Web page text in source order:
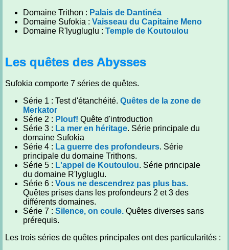
Domaine Trithon : Palais de Dantinéa
Domaine Sufokia : Vaisseau du Capitaine Meno
Domaine R'lyugluglu : Temple de Koutoulou
Les quêtes des Abysses
Sufokia comporte 7 séries de quêtes.
Série 1 : Test d'étanchéité. Quêtes de la zone de
Merkator
Série 2 : Plouf! Quête d'introduction
Série 3 : La mer en héritage. Série principale du
domaine Sufokia
Série 4 : La guerre des profondeurs. Série
principale du domaine Trithons.
Série 5 : L'appel de Koutoulou. Série principale
du domaine R'lygluglu.
Série 6 : Vous ne descendrez pas plus bas.
Quêtes prises dans les profondeurs 2 et 3 des
différents domaines.
Série 7 : Silence, on coule. Quêtes diverses sans
prérequis.
Les trois séries de quêtes principales ont des particularités :